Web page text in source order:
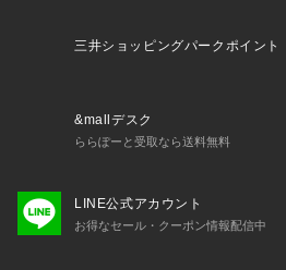
三井ショッピングパークポイント
&mallデスク
ららぽーと受取なら送料無料
LINE公式アカウント
お得なセール・クーポン情報配信中